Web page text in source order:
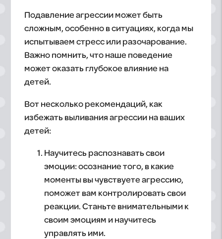
Подавление агрессии может быть
сложным, особенно в ситуациях, когда мы
испытываем стресс или разочарование.
Важно помнить, что наше поведение
может оказать глубокое влияние на
детей.
Вот несколько рекомендаций, как
избежать выливания агрессии на ваших
детей:
Научитесь распознавать свои
эмоции: осознание того, в какие
моменты вы чувствуете агрессию,
поможет вам контролировать свои
реакции. Станьте внимательными к
своим эмоциям и научитесь
управлять ими.